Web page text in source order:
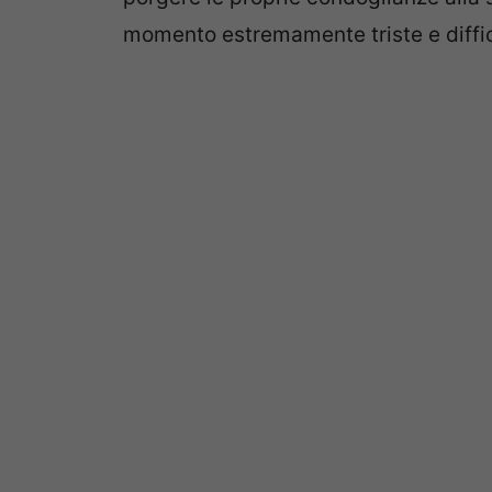
momento estremamente triste e